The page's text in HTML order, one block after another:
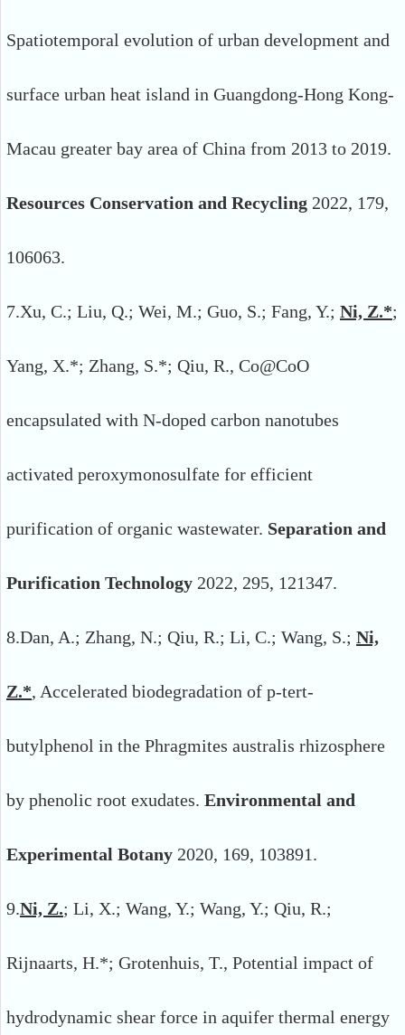
Spatiotemporal evolution of urban development and
surface urban heat island in Guangdong-Hong Kong-
Macau greater bay area of China from 2013 to 2019.
Resources Conservation and Recycling 2022, 179,
106063.
7.Xu, C.; Liu, Q.; Wei, M.; Guo, S.; Fang, Y.; Ni, Z.*;
Yang, X.*; Zhang, S.*; Qiu, R., Co@CoO
encapsulated with N-doped carbon nanotubes
activated peroxymonosulfate for efficient
purification of organic wastewater. Separation and
Purification Technology 2022, 295, 121347.
8.Dan, A.; Zhang, N.; Qiu, R.; Li, C.; Wang, S.; Ni,
Z.*, Accelerated biodegradation of p-tert-
butylphenol in the Phragmites australis rhizosphere
by phenolic root exudates. Environmental and
Experimental Botany 2020, 169, 103891.
9.Ni, Z.; Li, X.; Wang, Y.; Wang, Y.; Qiu, R.;
Rijnaarts, H.*; Grotenhuis, T., Potential impact of
hydrodynamic shear force in aquifer thermal energy